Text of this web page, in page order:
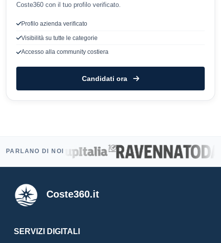
Coste360 con il tuo profilo verificato.
Profilo azienda verificato
Visibilità su tutte le categorie
Accesso alla community costiera
Candidati ora
PARLANO DI NOI
Coste360.it
SERVIZI DIGITALI